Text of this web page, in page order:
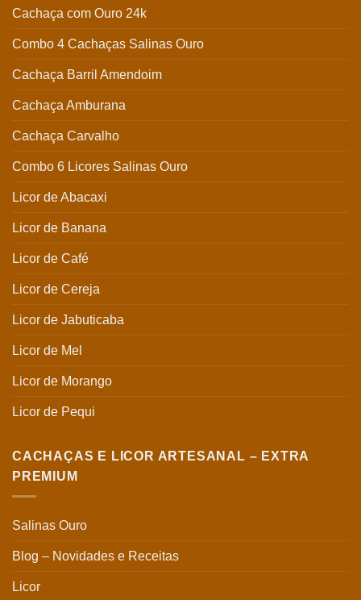
Cachaça com Ouro 24k
Combo 4 Cachaças Salinas Ouro
Cachaça Barril Amendoim
Cachaça Amburana
Cachaça Carvalho
Combo 6 Licores Salinas Ouro
Licor de Abacaxi
Licor de Banana
Licor de Café
Licor de Cereja
Licor de Jabuticaba
Licor de Mel
Licor de Morango
Licor de Pequi
CACHAÇAS E LICOR ARTESANAL – EXTRA
PREMIUM
Salinas Ouro
Blog – Novidades e Receitas
Licor